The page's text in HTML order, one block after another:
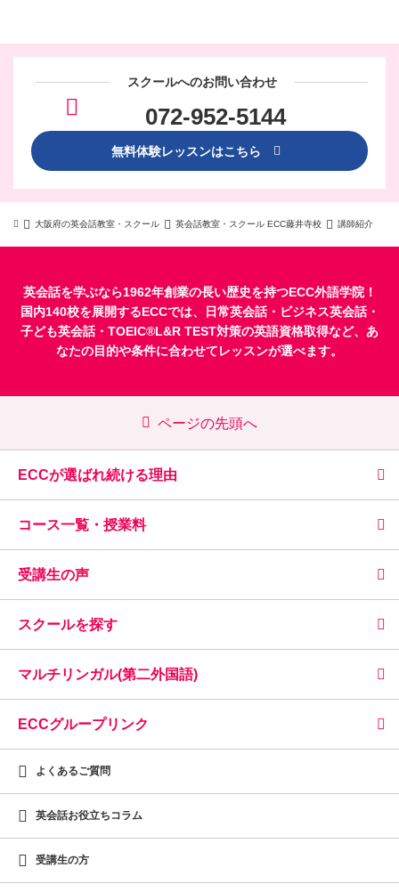
スクールへのお問い合わせ
072-952-5144
無料体験レッスンはこちら
大阪府の英会話教室・スクール 英会話教室・スクール ECC藤井寺校 講師紹介
英会話を学ぶなら1962年創業の長い歴史を持つECC外語学院！
国内140校を展開するECCでは、
日常英会話・ ビジネス英会話・
子ども英会話・ TOEIC®L&R TEST対策の英語資格取得など、あ
なたの目的や条件に合わせてレッスンが選べます。
ページの先頭へ
ECCが選ばれ続ける理由
コース一覧・授業料
受講生の声
スクールを探す
マルチリンガル(第二外国語)
ECCグループリンク
よくあるご質問
英会話お役立ちコラム
受講生の方